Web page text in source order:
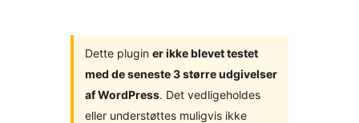
Dette plugin er ikke blevet testet
med de seneste 3 større udgivelser
af WordPress. Det vedligeholdes
eller understøttes muligvis ikke